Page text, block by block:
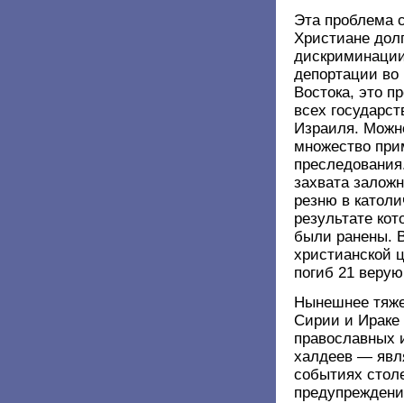
Эта проблема
Христиане
депортации во
Востока, это
всех
Израиля.
множество
захвата
резню в
результате
были ранены. В
христианской
погиб 21
Нынешнее
Сирии и
православных
халдеев —
событиях